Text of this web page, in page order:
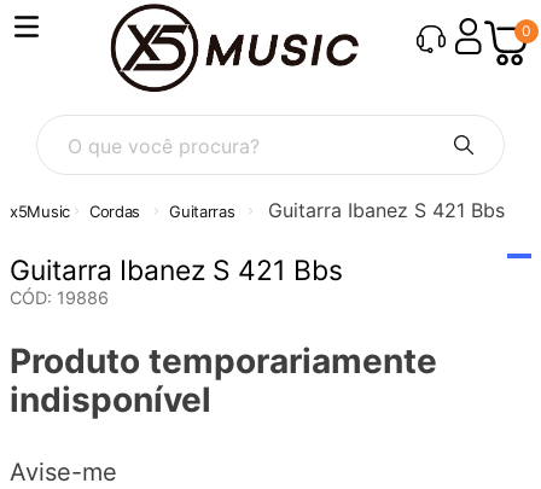
0
O que você procura?
Cordas Guitarras Guitarra Ibanez S 421 Bbs
Guitarra Ibanez S 421 Bbs
CÓD: 19886
Produto temporariamente
indisponível
Avise-me